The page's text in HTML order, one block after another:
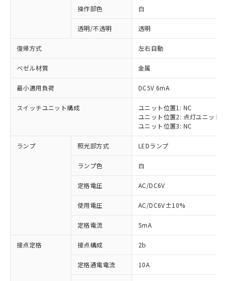
操作部色 白
透明/不透明 透明
復帰方式 左右自動
ベゼル材質 金属
最小適用負荷 DC5V 6mA
スイッチユニット構成
ユニット位置1: NC
ユニット位置2: 点灯ユニット
ユニット位置3: NC
ランプ 照光部方式 LEDランプ
ランプ色 白
定格電圧 AC/DC6V
使用電圧 AC/DC6V±10%
定格電流 5mA
接点定格 接点構成 2b
定格通電電流 10A
ご利用条件
以下の条件をお読みいただき、同意のうえ
ご利用ください。
商品の当社在庫状況および標準価格
(税抜)を提供させていただくもので
対応済み：EU RoHS指令（10物質）の
非含有に対応した製品が提供可能な商品で
対応予定：EU RoHS指令（10物質）の非含
有に対応した製品に切り替える予定のある
対応予定なし：EU RoHS指令（10物質）の
非含有に非対応の商品で、対応品を出す予
定はありません。
調査・確認中：EU RoHS指令（10物質）の
非含有の対応状況を調査中または確認中の
非該当品：ライセンス料など無形物で、有
害物質有無と関係のない商品です。
※1 中国RoHS○×表
「○」：最大均質材料含有率が中国RoHSの
基準値以下であることを示します。